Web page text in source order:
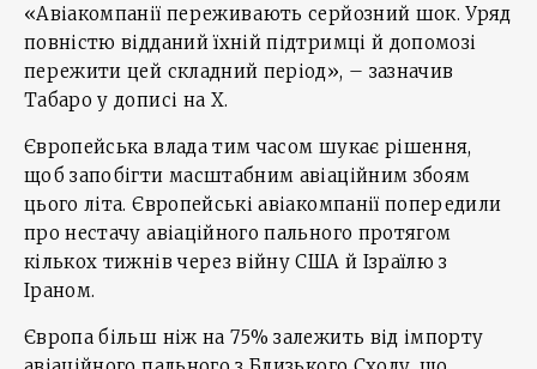
«Авіакомпанії переживають серйозний шок. Уряд
повністю відданий їхній підтримці й допомозі
пережити цей складний період», – зазначив
Табаро у дописі на X.
Європейська влада тим часом шукає рішення,
щоб запобігти масштабним авіаційним збоям
цього літа. Європейські авіакомпанії попередили
про нестачу авіаційного пального протягом
кількох тижнів через війну США й Ізраїлю з
Іраном.
Європа більш ніж на 75% залежить від імпорту